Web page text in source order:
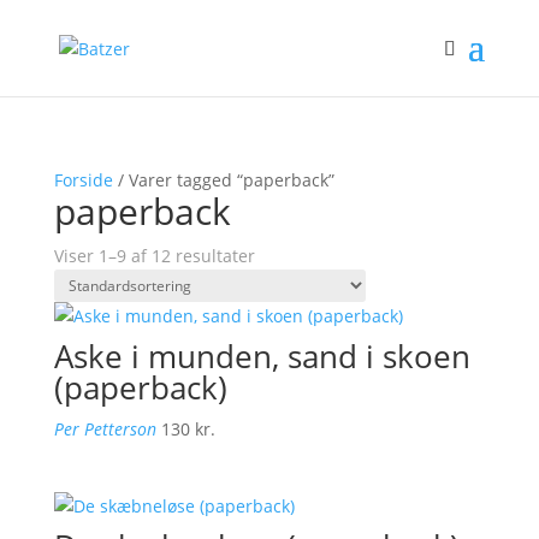
Forside / Varer tagged “paperback”
paperback
Viser 1–9 af 12 resultater
Aske i munden, sand i skoen
(paperback)
Per Petterson 130 kr.